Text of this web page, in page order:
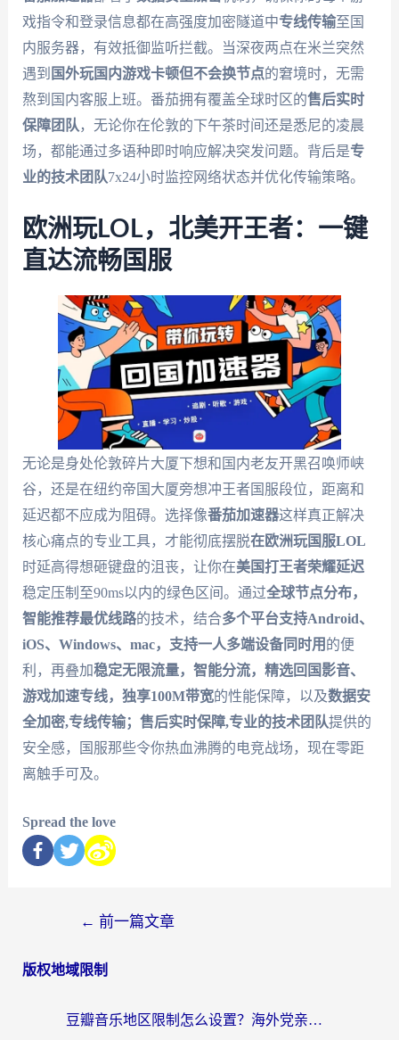
戏指令和登录信息都在高强度加密隧道中专线传输至国
内服务器，有效抵御监听拦截。当深夜两点在米兰突然
遇到 国外玩国内游戏卡顿但不会换节点的窘境时，无需
熬到国内客服上班。番茄拥有覆盖全球时区的售后实时
保障团队 ，无论你在伦敦的下午茶时间还是悉尼的凌晨
场，都能通过多语种即时响应解决突发问题。背后是专
业的技术团队7x24小时监控网络状态并优化传输策略。
欧洲玩LOL，北美开王者：一键
直达流畅国服
无论是身处伦敦碎片大厦下想和国内老友开黑召唤师峡
谷，还是在纽约帝国大厦旁想冲王者国服段位，距离和
延迟都不应成为阻碍。选择像番茄加速器这样真正解决
核心痛点的专业工具，才能彻底摆脱在欧洲玩国服LOL
时延高得想砸键盘的沮丧，让你在美国打王者荣耀延迟
稳定压制至90ms以内的绿色区间。通过全球节点分布，
智能推荐最优线路的技术，结合多个平台支持Android、
iOS、Windows、mac，支持一人多端设备同时用 的便
利，再叠加稳定无限流量，智能分流，精选回国影音、
游戏加速专线，独享100M带宽的性能保障，以及数据安
全加密,专线传输；售后实时保障,专业的技术团队提供的
安全感，国服那些令你热血沸腾的电竞战场，现在零距
离触手可及。
Spread the love
← 前一篇文章
版权地域限制
豆瓣音乐地区限制怎么设置？海外党亲测有效的回国加速方案来了